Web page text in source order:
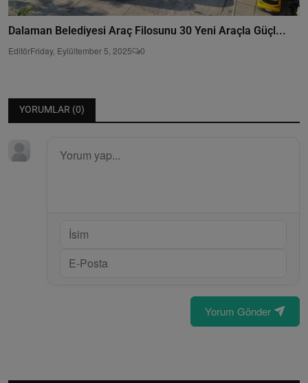
Dalaman Belediyesi Araç Filosunu 30 Yeni Araçla Güçl...
EditörFriday, Eylültember 5, 2025 0
YORUMLAR (0)
Yorum Gönder